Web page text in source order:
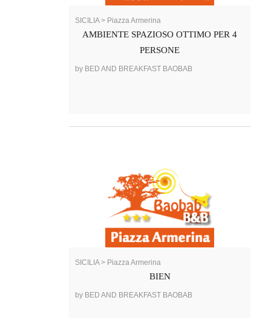
SICILIA > Piazza Armerina
AMBIENTE SPAZIOSO OTTIMO PER 4
PERSONE
by BED AND BREAKFAST BAOBAB
SICILIA > Piazza Armerina
BIEN
by BED AND BREAKFAST BAOBAB